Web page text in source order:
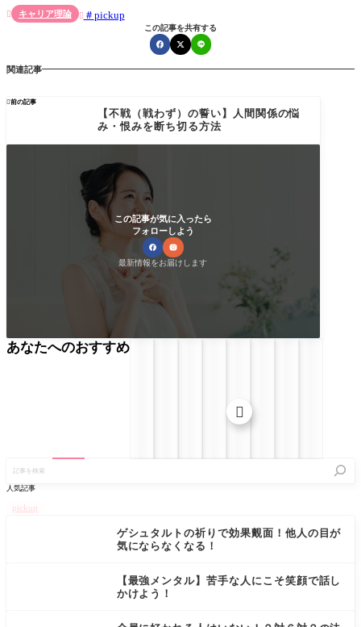
 キャリア理論  pickup
この記事を共有する
関連記事
前の記事
【不戦（戦わず）の誓い】人間関係の悩
み・恨みを断ち切る方法
この記事が気に入ったら
フォローしよう
最新情報をお届けします
を
検
人気記事
pickup
ゲシュタルトの祈りで効果覿面！他人の目が
気にならなくなる！
【最強メンタル】苦手な人にこそ笑顔で話し
かけよう！
あなたへのおすすめ
